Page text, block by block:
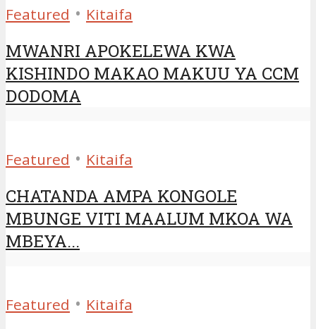
Featured • Kitaifa
MWANRI APOKELEWA KWA
KISHINDO MAKAO MAKUU YA CCM
DODOMA
Featured • Kitaifa
CHATANDA AMPA KONGOLE
MBUNGE VITI MAALUM MKOA WA
MBEYA...
Featured • Kitaifa